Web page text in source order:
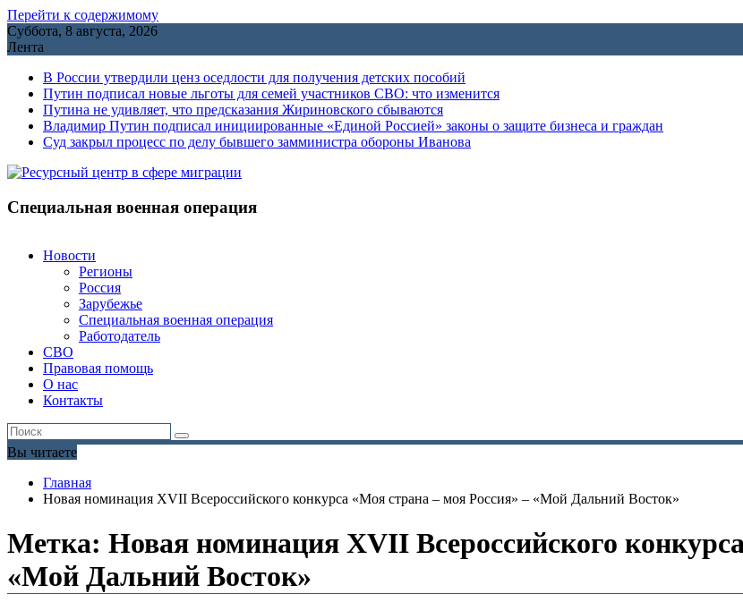
Перейти к содержимому
Суббота, 8 августа, 2026
Лента
В России утвердили ценз оседлости для получения детских пособий
Путин подписал новые льготы для семей участников СВО: что изменится
Путина не удивляет, что предсказания Жириновского сбываются
Владимир Путин подписал инициированные «Единой Россией» законы о защите бизнеса и граждан
Cуд закрыл процесс по делу бывшего замминистра обороны Иванова
Специальная военная операция
Новости
Регионы
Россия
Зарубежье
Специальная военная операция
Работодатель
СВО
Правовая помощь
О нас
Контакты
Вы читаете
Главная
Новая номинация XVII Всероссийского конкурса «Моя страна – моя Россия» – «Мой Дальний Восток»
Метка: Новая номинация XVII Всероссийского
«Мой Дальний Восток»